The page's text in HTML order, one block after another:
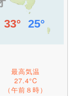
最高気温
27.4°C
（午前８時）